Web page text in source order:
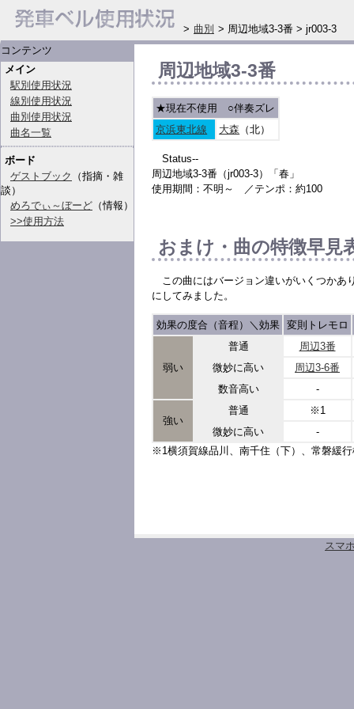
コンテンツ
メイン
駅別使用状況
線別使用状況
曲別使用状況
曲名一覧
ボード
ゲストブック
（指摘・雑
談）
めろでぃ～ぼーど （情報）
>>使用方法
周辺地域3-3番
★現在不使用 ○伴奏ズレ
京浜東北線
大森 （北）
Status--
周辺地域3-3番（jr003-3）「春」
使用期間：不明～ ／テンポ：約100
おまけ・曲の特徴早見
この曲にはバージョン違いがいくつかあ
にしてみました。
効果の度合（音程）＼効果 変則トレモロ
弱い
普通
周辺3番
微妙に高い
周辺3-6番
数音高い
-
強い
普通
※1
微妙に高い
-
※1横須賀線品川、南千住（下）、常磐緩
スマ
> 曲別 > 周辺地域3-3番 > jr003-3